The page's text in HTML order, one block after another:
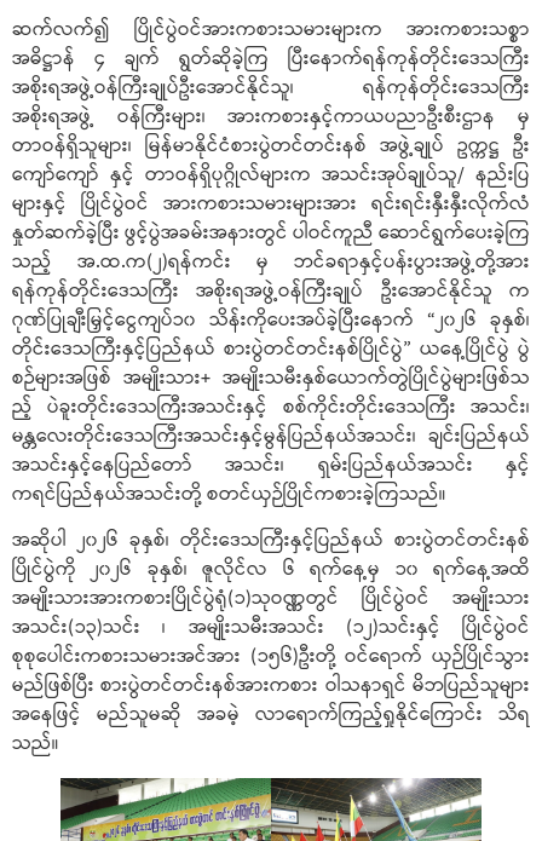
ဆက်လက်၍ ပြိုင်ပွဲဝင်အားကစားသမားများက အားကစားသစ္စာ
အဓိဋ္ဌာန် ၄ ချက် ရွတ်ဆိုခဲ့ကြ ပြီးနောက်ရန်ကုန်တိုင်းဒေသကြီး
အစိုးရအဖွဲ့ဝန်ကြီးချုပ်ဦးအောင်နိုင်သူ၊ ရန်ကုန်တိုင်းဒေသကြီး
အစိုးရအဖွဲ့ ဝန်ကြီးများ၊ အားကစားနှင့်ကာယပညာဦးစီးဌာန မှ
တာဝန်ရှိသူများ၊ မြန်မာနိုင်ငံစားပွဲတင်တင်းနစ် အဖွဲ့ချုပ် ဥက္ကဋ္ဌ ဦး
ကျော်‌ကျော် နှင့် တာဝန်ရှိပုဂ္ဂိုလ်များက အသင်းအုပ်ချုပ်သူ/ နည်းပြ
များနှင့် ပြိုင်ပွဲဝင် အားကစားသမားများအား ရင်းရင်းနှီးနှီးလိုက်လံ
နှုတ်ဆက်ခဲ့ပြီး ဖွင့်ပွဲအခမ်းအနားတွင် ပါဝင်ကူညီ ဆောင်ရွက်ပေးခဲ့ကြ
သည့် အ.ထ.က(၂)ရန်ကင်း မှ ဘင်ခရာနှင့်ပန်းပွားအဖွဲ့တို့အား
ရန်ကုန်တိုင်းဒေသကြီး အစိုးရအဖွဲ့ဝန်ကြီးချုပ် ဦးအောင်နိုင်သူ က
ဂုဏ်ပြုချီးမြှင့်ငွေကျပ်၁၀ သိန်းကိုပေးအပ်ခဲ့ပြီးနောက် “၂၀၂၆ ခုနှစ်၊
တိုင်းဒေသကြီးနှင့်ပြည်နယ် စားပွဲတင်တင်းနစ်ပြိုင်ပွဲ” ယနေ့ပြိုင်ပွဲ ပွဲ
စဉ်များအဖြစ် အမျိုးသား+ အမျိုးသမီးနှစ်ယောက်တွဲပြိုင်ပွဲများဖြစ်သ
ည့် ပဲခူးတိုင်းဒေသကြီးအသင်းနှင့် စစ်ကိုင်းတိုင်းဒေသကြီး အသင်း၊
မန္တလေးတိုင်းဒေသကြီးအသင်းနှင့်မွန်ပြည်နယ်အသင်း၊ ချင်းပြည်နယ်
အသင်းနှင့်နေပြည်တော် အသင်း၊ ရှမ်းပြည်နယ်အသင်း နှင့်
ကရင်ပြည်နယ်အသင်းတို့ စတင်ယှဉ်ပြိုင်ကစားခဲ့ကြသည်။
အဆိုပါ ၂၀၂၆ ခုနှစ်၊ တိုင်းဒေသကြီးနှင့်ပြည်နယ် စားပွဲတင်တင်းနစ်
ပြိုင်ပွဲကို ၂၀၂၆ ခုနှစ်၊ ဇူလိုင်လ ၆ ရက်နေ့မှ ၁၀ ရက်နေ့အထိ
အမျိုးသားအားကစားပြိုင်ပွဲရုံ(၁)သုဝဏ္ဏတွင် ပြိုင်ပွဲဝင် အမျိုးသား
အသင်း(၁၃)သင်း ၊ အမျိုးသမီးအသင်း (၁၂)သင်းနှင့် ပြိုင်ပွဲဝင်
စုစုပေါင်းကစားသမားအင်အား (၁၅၆)ဦးတို့ ဝင်ရောက် ယှဉ်ပြိုင်သွား
မည်ဖြစ်ပြီး စားပွဲတင်တင်းနစ်အားကစား ဝါသနာရှင် မိဘပြည်သူများ
အနေဖြင့် မည်သူမဆို အခမဲ့ လာရောက်ကြည့်ရှုနိုင်ကြောင်း သိရ
သည်။